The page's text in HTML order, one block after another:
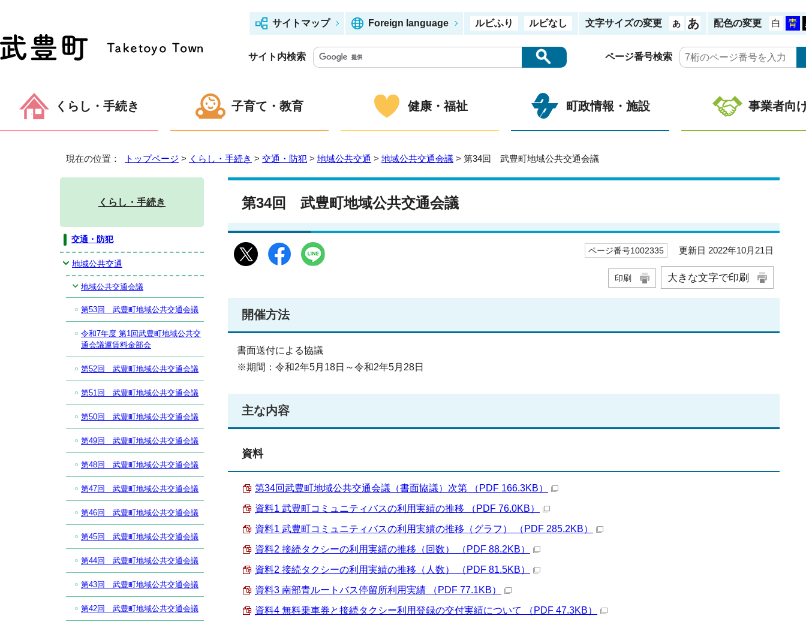
サイトマップ Foreign language ルビふり ルビなし 文字サイズの変更 配色の変更
サイト内検索 ページ番号検索
くらし・手続き 子育て・教育 健康・福祉 町政情報・施設 事業者向
現在の位置： トップページ > くらし・手続き > 交通・防犯 > 地域公共交通 > 地域公共交通会議 > 第34回 武豊町地域公共交通会議
第34回 武豊町地域公共交通会議
ページ番号1002335 更新日 2022年10月21日
印刷 大きな文字で印刷
開催方法
書面送付による協議
※期間：令和2年5月18日～令和2年5月28日
主な内容
資料
第34回武豊町地域公共交通会議（書面協議）次第 （PDF 166.3KB）
資料1 武豊町コミュニティバスの利用実績の推移 （PDF 76.0KB）
資料1 武豊町コミュニティバスの利用実績の推移（グラフ） （PDF 285.2KB）
資料2 接続タクシーの利用実績の推移（回数） （PDF 88.2KB）
資料2 接続タクシーの利用実績の推移（人数） （PDF 81.5KB）
資料3 南部青ルートバス停留所利用実績 （PDF 77.1KB）
資料4 無料乗車券と接続タクシー利用登録の交付実績について （PDF 47.3KB）
くらし・手続き
交通・防犯
地域公共交通
地域公共交通会議
第53回 武豊町地域公共交通会議
令和7年度 第1回武豊町地域公共交
通会議運賃料金部会
第52回 武豊町地域公共交通会議
第51回 武豊町地域公共交通会議
第50回 武豊町地域公共交通会議
第49回 武豊町地域公共交通会議
第48回 武豊町地域公共交通会議
第47回 武豊町地域公共交通会議
第46回 武豊町地域公共交通会議
第45回 武豊町地域公共交通会議
第44回 武豊町地域公共交通会議
第43回 武豊町地域公共交通会議
第42回 武豊町地域公共交通会議